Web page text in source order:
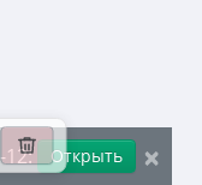
×
Открыть